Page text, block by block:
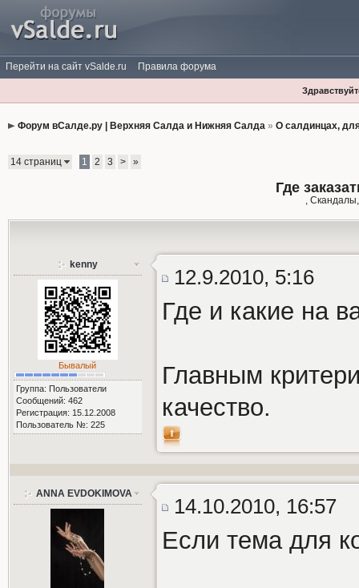
Перейти на сайт vSalde.ru Правила форума
Форум вСалде.ру | Верхняя Салда и Нижняя Салда» О салдинцах,
14 страниц 1 2 3 > »
Где
,
kenny
Бывалый
Группа: Пользователи
Сообщений: 462
Регистрация: 15.12.2008
Пользователь №: 225
12.9.2010, 5:16
Где и какие на
Главным
качество.
ANNA EVDOKIMOVA
14.10.2010, 16:57
Если тема для